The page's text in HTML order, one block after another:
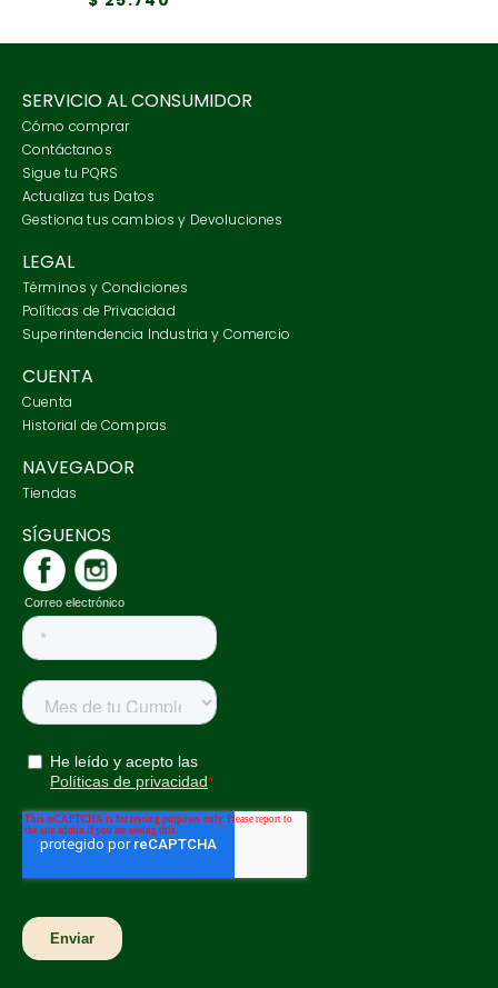
SERVICIO AL CONSUMIDOR
Cómo comprar
Contáctanos
Sigue tu PQRS
Actualiza tus Datos
Gestiona tus cambios y Devoluciones
LEGAL
Términos y Condiciones
Políticas de Privacidad
Superintendencia Industria y Comercio
CUENTA
Cuenta
Historial de Compras
NAVEGADOR
Tiendas
SÍGUENOS